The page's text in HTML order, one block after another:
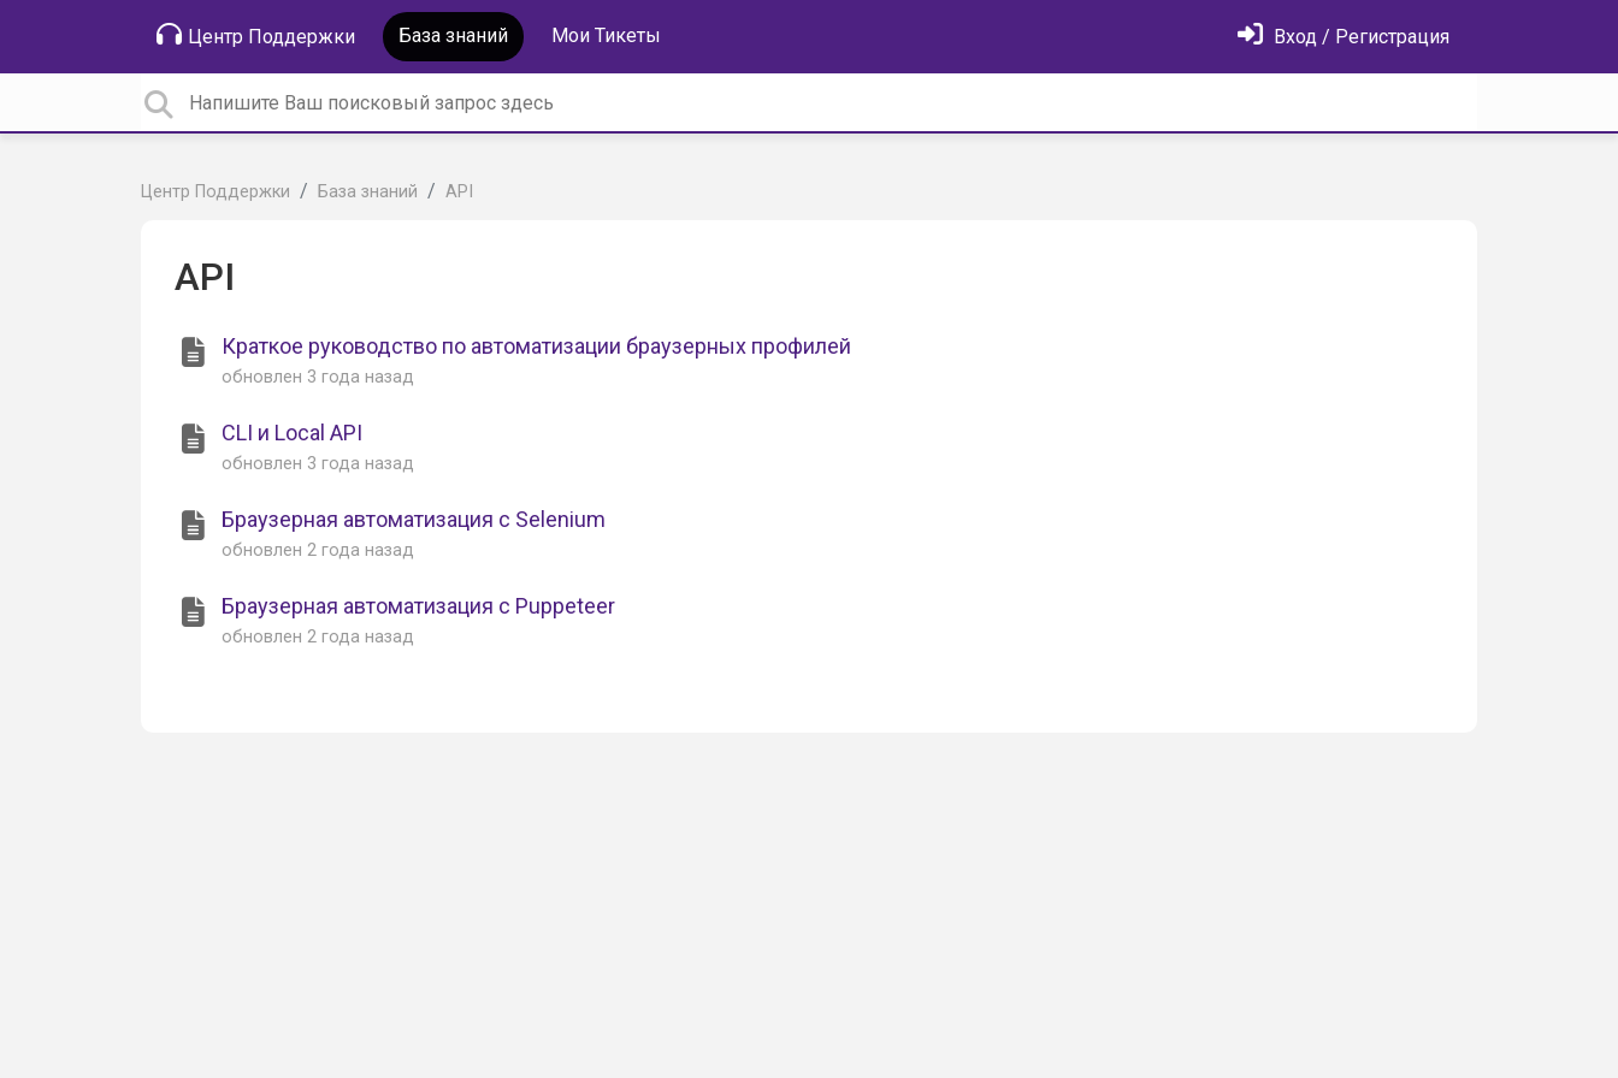
Центр Поддержки База знаний Мои Тикеты Вход / Регистрация
Центр Поддержки База знаний API
API
Краткое руководство по автоматизации браузерных профилей
обновлен 3 года назад
CLI и Local API
обновлен 3 года назад
Браузерная автоматизация с Selenium
обновлен2 года назад
Браузерная автоматизация с Puppeteer
обновлен2 года назад